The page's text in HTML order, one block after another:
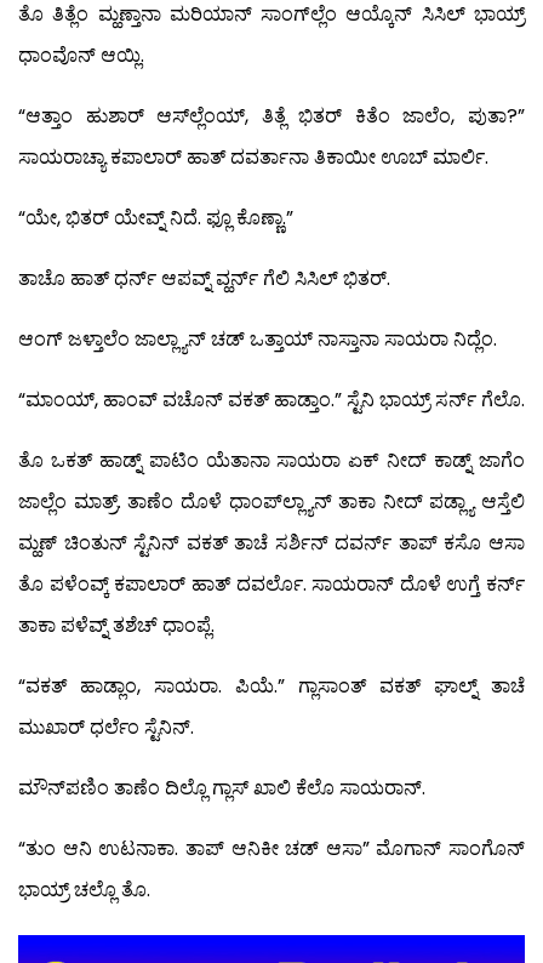
ತೊ ತಿತ್ಲೆಂ ಮ್ಹಣ್ತಾನಾ ಮರಿಯಾನ್ ಸಾಂಗ್‍ಲ್ಲೆಂ ಆಯ್ಕೊನ್ ಸಿಸಿಲ್ ಭಾಯ್ರ್
ಧಾಂವೊನ್ ಆಯ್ಲಿ.
“ಆತ್ತಾಂ ಹುಶಾರ್ ಆಸ್‍ಲ್ಲೆಂಯ್, ತಿತ್ಲೆ ಭಿತರ್ ಕಿತೆಂ ಜಾಲೆಂ, ಪುತಾ?”
ಸಾಯರಾಚ್ಯಾ ಕಪಾಲಾರ್ ಹಾತ್ ದವರ್ತಾನಾ ತಿಕಾಯೀ ಊಬ್ ಮಾರ್ಲಿ.
“ಯೇ, ಭಿತರ್ ಯೇವ್ನ್ ನಿದೆ. ಫ್ಲೂ ಕೊಣ್ಣಾ.”
ತಾಚೊ ಹಾತ್ ಧರ್ನ್ ಆಪವ್ನ್ ವ್ಹರ್ನ್ ಗೆಲಿ ಸಿಸಿಲ್ ಭಿತರ್.
ಆಂಗ್ ಜಳ್ತಾಲೆಂ ಜಾಲ್ಲ್ಯಾನ್ ಚಡ್ ಒತ್ತಾಯ್ ನಾಸ್ತಾನಾ ಸಾಯರಾ ನಿದ್ಲೆಂ.
“ಮಾಂಯ್, ಹಾಂವ್ ವಚೊನ್ ವಕತ್ ಹಾಡ್ತಾಂ.” ಸ್ಟೆನಿ ಭಾಯ್ರ್ ಸರ್ನ್ ಗೆಲೊ.
ತೊ ಒಕತ್ ಹಾಡ್ನ್ ಪಾಟಿಂ ಯೆತಾನಾ ಸಾಯರಾ ಏಕ್ ನೀದ್ ಕಾಡ್ನ್ ಜಾಗೆಂ
ಜಾಲ್ಲೆಂ ಮಾತ್ರ್. ತಾಣೆಂ ದೊಳೆ ಧಾಂಪ್‍ಲ್ಲ್ಯಾನ್ ತಾಕಾ ನೀದ್ ಪಡ್ಲ್ಯಾ ಆಸ್ತೆಲಿ
ಮ್ಹಣ್ ಚಿಂತುನ್ ಸ್ಟೆನಿನ್ ವಕತ್ ತಾಚೆ ಸರ್ಶಿನ್ ದವರ್ನ್ ತಾಪ್ ಕಸೊ ಆಸಾ
ತೊ ಪಳೆಂವ್ಕ್ ಕಪಾಲಾರ್ ಹಾತ್ ದವರ್ಲೊ. ಸಾಯರಾನ್ ದೊಳೆ ಉಗ್ತೆ ಕರ್ನ್
ತಾಕಾ ಪಳೆವ್ನ್ ತಶೆಚ್ ಧಾಂಪ್ಲೆ.
“ವಕತ್ ಹಾಡ್ಲಾಂ, ಸಾಯರಾ. ಪಿಯೆ.” ಗ್ಲಾಸಾಂತ್ ವಕತ್ ಘಾಲ್ನ್ ತಾಚೆ
ಮುಖಾರ್ ಧರ್ಲೆಂ ಸ್ಟೆನಿನ್.
ಮೌನ್‍ಪಣಿಂ ತಾಣೆಂ ದಿಲ್ಲೊ ಗ್ಲಾಸ್ ಖಾಲಿ ಕೆಲೊ ಸಾಯರಾನ್.
“ತುಂ ಆನಿ ಉಟನಾಕಾ. ತಾಪ್ ಆನಿಕೀ ಚಡ್ ಆಸಾ” ಮೊಗಾನ್ ಸಾಂಗೊನ್
ಭಾಯ್ರ್ ಚಲ್ಲೊ ತೊ.